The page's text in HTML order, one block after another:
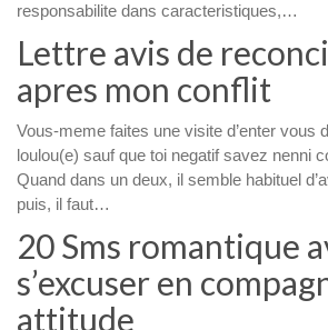
responsabilite dans caracteristiques,…
Lettre avis de
apres mon conflit
Vous-meme faites une visite d’enter vous
loulou(e) sauf que toi negatif savez nenni
Quand dans un deux, il semble habituel
puis, il faut…
20 Sms romantique
s’excuser en
attitude